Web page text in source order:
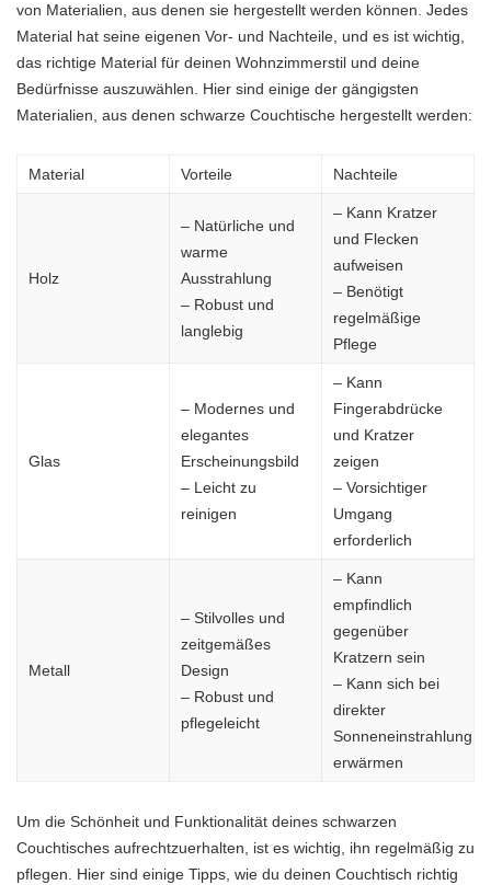
von Materialien, aus denen sie hergestellt werden können. Jedes
Material hat seine eigenen Vor- und Nachteile, und es ist wichtig,
das richtige Material für deinen Wohnzimmerstil und deine
Bedürfnisse auszuwählen. Hier sind einige der gängigsten
Materialien, aus denen schwarze Couchtische hergestellt werden:
Material Vorteile Nachteile
Holz
– Natürliche und
warme
Ausstrahlung
– Robust und
langlebig
– Kann Kratzer
und Flecken
aufweisen
– Benötigt
regelmäßige
Pflege
Glas
– Modernes und
elegantes
Erscheinungsbild
– Leicht zu
reinigen
– Kann
Fingerabdrücke
und Kratzer
zeigen
– Vorsichtiger
Umgang
erforderlich
Metall
– Stilvolles und
zeitgemäßes
Design
– Robust und
pflegeleicht
– Kann
empfindlich
gegenüber
Kratzern sein
– Kann sich bei
direkter
Sonneneinstrahlung
erwärmen
Um die Schönheit und Funktionalität deines schwarzen
Couchtisches aufrechtzuerhalten, ist es wichtig, ihn regelmäßig zu
pflegen. Hier sind einige Tipps, wie du deinen Couchtisch richtig